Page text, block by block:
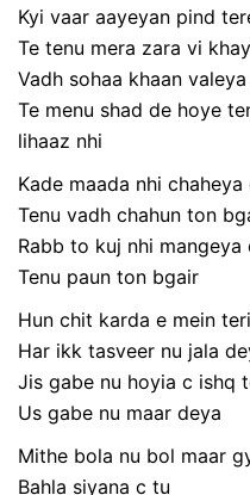
Kyi vaar aayeyan pind
Te tenu mera zara vi
Vadh sohaa khaan
Te menu shad de hoye
lihaaz nhi
Kade maada nhi chaheya
Tenu vadh chahun ton
Rabb to kuj nhi mangeya
Tenu paun ton bgair
Hun chit karda e mein teri
Har ikk tasveer nu jala
Jis gabe nu hoyia c ishq
Us gabe nu maar deya
Mithe bola nu bol maar
Bahla siyana c tu